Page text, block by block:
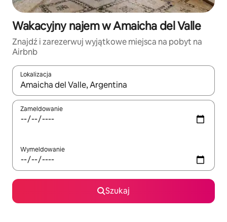
Wakacyjny najem w Amaicha del Valle
Znajdź i zarezerwuj wyjątkowe miejsca na pobyt na
Airbnb
Lokalizacja
Gdy wyniki będą dostępne, możesz poruszać się po nich za
Zameldowanie
Wymeldowanie
Szukaj